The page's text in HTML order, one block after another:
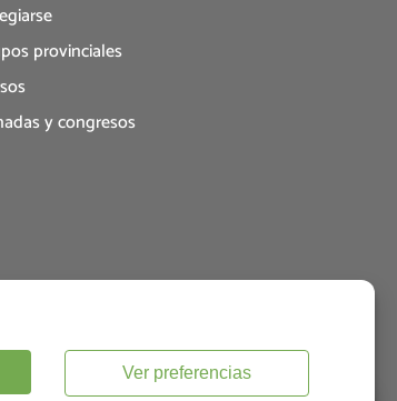
provinciales
y congresos
Ver preferencias